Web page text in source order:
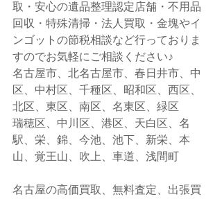
取・安心の遺品整理認定店舗・不用品
回収・特殊清掃・法人買取・金塊やイ
ンゴットの節税相談など行っておりま
すのでお気軽にご相談ください♪
名古屋市、北名古屋市、春日井市、中
区、中村区、千種区、昭和区、西区、
北区、東区、南区、名東区、緑区
瑞穂区、中川区、港区、天白区、名
駅、栄、錦、今池、池下、新栄、本
山、覚王山、吹上、車道、浅間町
名古屋の高価買取、無料査定、出張買